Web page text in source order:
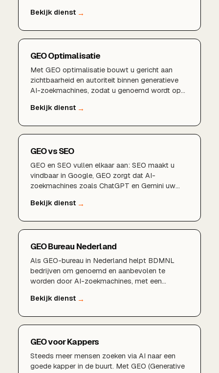
optimalisatie
GEO Optimalisatie
Met GEO optimalisatie bouwt u gericht aan
zichtbaarheid en autoriteit binnen generatieve
AI-zoekmachines, zodat u genoemd wordt op
GEO vs SEO
GEO en SEO vullen elkaar aan: SEO maakt u
vindbaar in Google, GEO zorgt dat AI-
zoekmachines zoals ChatGPT en Gemini uw
GEO Bureau Nederland
Als GEO-bureau in Nederland helpt BDMNL
bedrijven om genoemd en aanbevolen te
worden door AI-zoekmachines, met een
GEO voor Kappers
Steeds meer mensen zoeken via AI naar een
goede kapper in de buurt. Met GEO (Generative